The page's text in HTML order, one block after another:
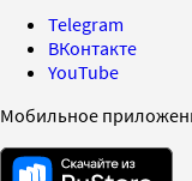
Telegram
ВКонтакте
YouTube
Мобильное